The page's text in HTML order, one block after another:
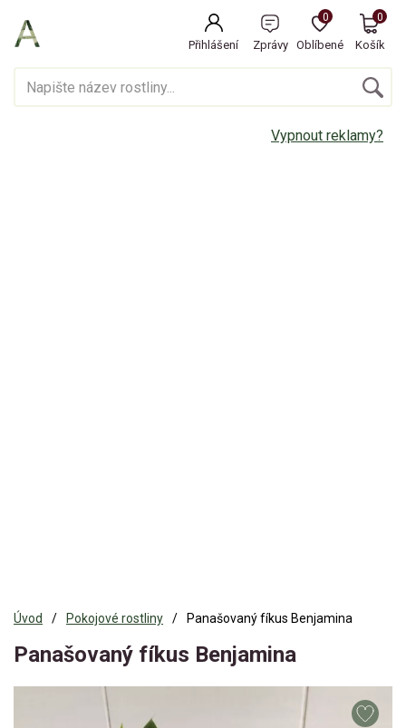
Přihlášení Zprávy Oblíbené
0
Košík
0
Vypnout reklamy?
Úvod Pokojové rostliny Panašovaný fíkus Benjamina
Panašovaný fíkus Benjamina